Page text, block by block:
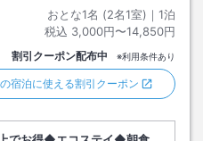
おとな1名 (2名1室)｜ 1泊
税込 3,000円〜14,850円
割引クーポン配布中 ※利用条件あり
宿泊に使える割引クーポン